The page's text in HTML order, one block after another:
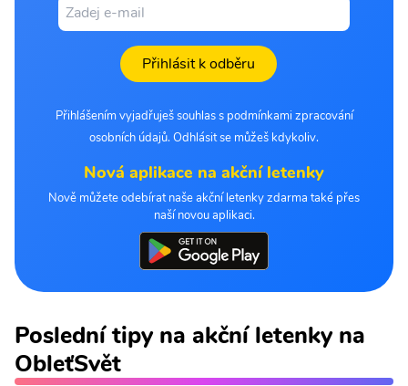
Přihlásit k odběru
Přihlášením vyjadřuješ souhlas s podmínkami zpracování
osobních údajů. Odhlásit se můžeš kdykoliv.
Nová aplikace na akční letenky
Nově můžete odebírat naše akční letenky zdarma také přes
naší novou aplikaci.
Poslední tipy na akční letenky na
ObleťSvět